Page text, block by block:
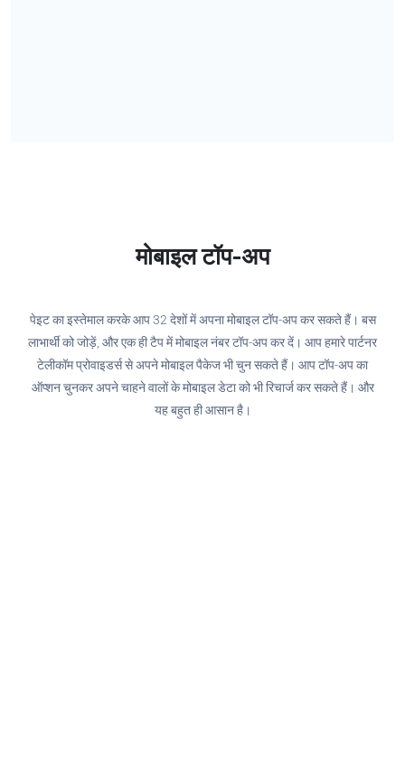
मोबाइल टॉप-अप
पेइट का इस्तेमाल करके आप 32 देशों में अपना मोबाइल टॉप-अप कर सकते हैं। बस
लाभार्थी को जोड़ें, और एक ही टैप में मोबाइल नंबर टॉप-अप कर दें। आप हमारे पार्टनर
टेलीकॉम प्रोवाइडर्स से अपने मोबाइल पैकेज भी चुन सकते हैं। आप टॉप-अप का
ऑप्शन चुनकर अपने चाहने वालों के मोबाइल डेटा को भी रिचार्ज कर सकते हैं। और
यह बहुत ही आसान है।